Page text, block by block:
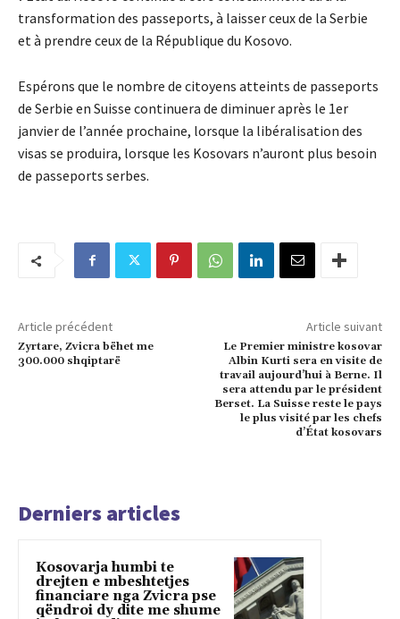
transformation des passeports, à laisser ceux de la Serbie
et à prendre ceux de la République du Kosovo.
Espérons que le nombre de citoyens atteints de passeports
de Serbie en Suisse continuera de diminuer après le 1er
janvier de l’année prochaine, lorsque la libéralisation des
visas se produira, lorsque les Kosovars n’auront plus besoin
de passeports serbes.
Article précédent
Zyrtare, Zvicra bëhet me
300.000 shqiptarë
Article suivant
Le Premier ministre kosovar
Albin Kurti sera en visite de
travail aujourd’hui à Berne. Il
sera attendu par le président
Berset. La Suisse reste le pays
le plus visité par les chefs
d’État kosovars
Derniers articles
Kosovarja humbi te
drejten e mbeshtetjes
financiare nga Zvicra pse
qëndroi dy dite me shume